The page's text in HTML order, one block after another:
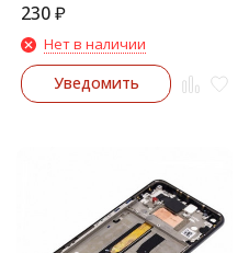
230₽
Нет в наличии
Уведомить